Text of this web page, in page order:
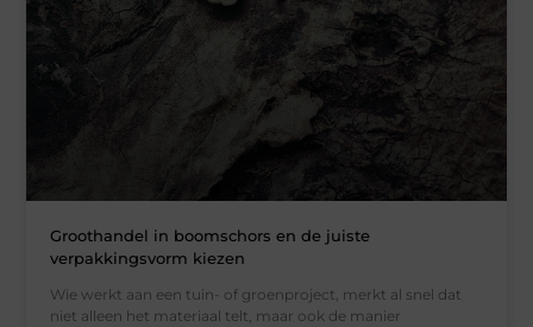
Groothandel in boomschors en de juiste
verpakkingsvorm kiezen
Wie werkt aan een tuin- of groenproject, merkt al snel dat
niet alleen het materiaal telt, maar ook de manier